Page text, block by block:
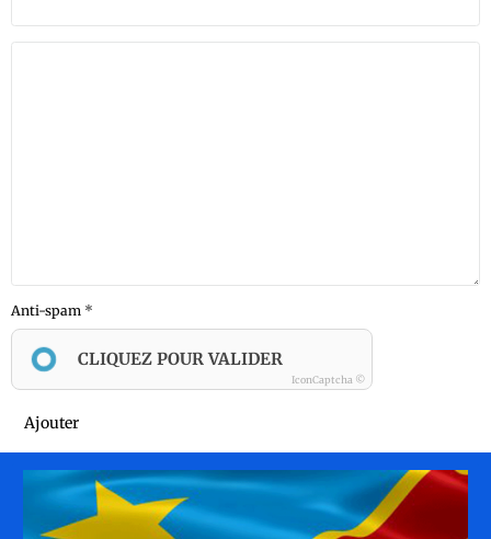
Anti-spam
CLIQUEZ POUR VALIDER
IconCaptcha ©
Ajouter